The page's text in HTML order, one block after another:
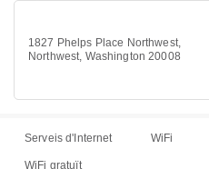
1827 Phelps Place Northwest,
Northwest, Washington 20008
Serveis d'Internet WiFi
WiFi gratuït